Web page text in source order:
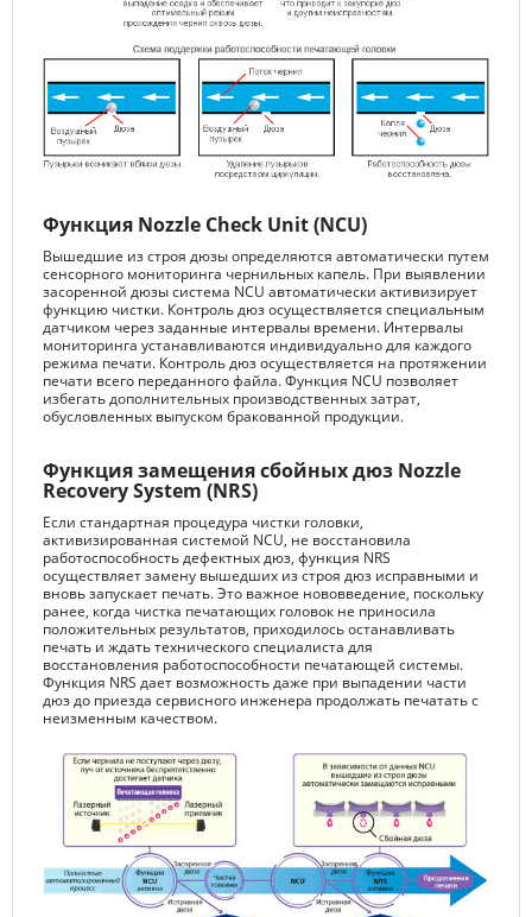
Функция Nozzle Check Unit (NCU)
Вышедшие из строя дюзы определяются автоматически путем
сенсорного мониторинга чернильных капель. При выявлении
засоренной дюзы система NCU автоматически активизирует
функцию чистки. Контроль дюз осуществляется специальным
датчиком через заданные интервалы времени. Интервалы
мониторинга устанавливаются индивидуально для каждого
режима печати. Контроль дюз осуществляется на протяжении
печати всего переданного файла. Функция NCU позволяет
избегать дополнительных производственных затрат,
обусловленных выпуском бракованной продукции.
Функция замещения сбойных дюз Nozzle
Recovery System (NRS)
Если стандартная процедура чистки головки,
активизированная системой NCU, не восстановила
работоспособность дефектных дюз, функция NRS
осуществляет замену вышедших из строя дюз исправными и
вновь запускает печать. Это важное нововведение, поскольку
ранее, когда чистка печатающих головок не приносила
положительных результатов, приходилось останавливать
печать и ждать технического специалиста для
восстановления работоспособности печатающей системы.
Функция NRS дает возможность даже при выпадении части
дюз до приезда сервисного инженера продолжать печатать с
неизменным качеством.